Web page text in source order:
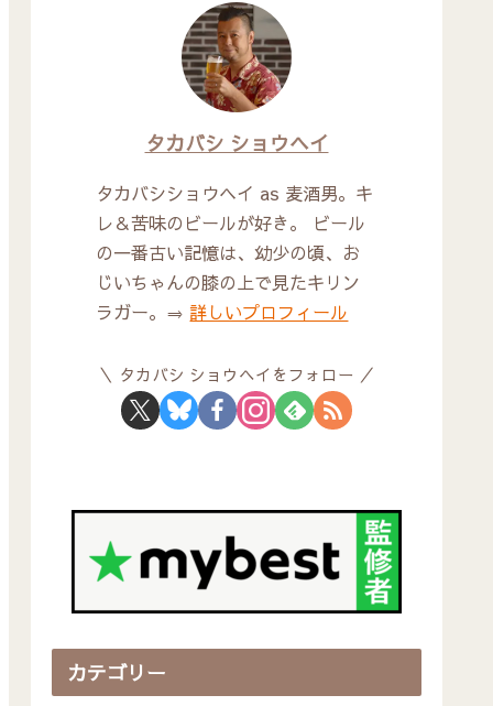
タカバシ ショウヘイ
タカバシショウヘイ as 麦酒男。キ
レ＆苦味のビールが好き。 ビール
の一番古い記憶は、幼少の頃、お
じいちゃんの膝の上で見たキリン
ラガー。⇒詳しいプロフィール
タカバシ ショウヘイをフォロー
カテゴリー